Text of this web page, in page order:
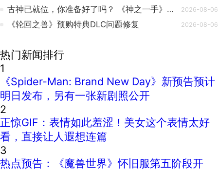
古神已就位，你准备好了吗？ 《神之一手》现已登陆Steam与WeGame平台 2026-08-06
《轮回之兽》预购特典DLC问题修复 2026-08-06
热门新闻排行
1
《Spider-Man: Brand New Day》新预告预计
明日发布，另有一张新剧照公开
2
正惊GIF：表情如此羞涩！美女这个表情太好
看，直接让人遐想连篇
3
热点预告：《魔兽世界》怀旧服第五阶段开